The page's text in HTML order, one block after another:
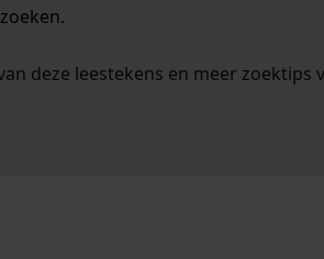
deze leestekens en meer zoektips